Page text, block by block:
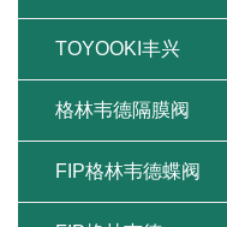
TOYOOKI丰兴
格林韦德隔膜阀
FIP格林韦德蝶阀